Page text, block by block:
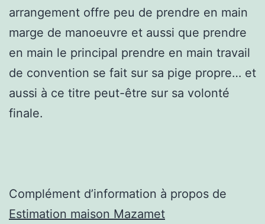
arrangement offre peu de prendre en main
marge de manoeuvre et aussi que prendre
en main le principal prendre en main travail
de convention se fait sur sa pige propre… et
aussi à ce titre peut-être sur sa volonté
finale.
Complément d’information à propos de
Estimation maison Mazamet